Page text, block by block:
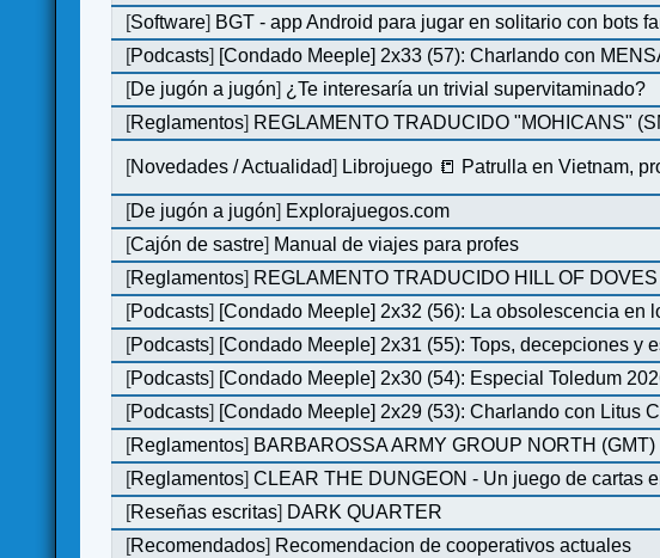
[Software] BGT - app Android para jugar en solitario con bots
[Podcasts] [Condado Meeple] 2x33 (57): Charlando con
[De jugón a jugón] ¿Te interesaría un trivial supervitaminado?
[Reglamentos] REGLAMENTO TRADUCIDO "MOHICANS"
[Novedades / Actualidad] Librojuego 📒 Patrulla en Vietnam,
[De jugón a jugón] Explorajuegos.com
[Cajón de sastre] Manual de viajes para profes
[Reglamentos] REGLAMENTO TRADUCIDO HILL OF
[Podcasts] [Condado Meeple] 2x32 (56): La obsolescencia en
[Podcasts] [Condado Meeple] 2x31 (55): Tops, decepciones y
[Podcasts] [Condado Meeple] 2x30 (54): Especial Toledum
[Podcasts] [Condado Meeple] 2x29 (53): Charlando con Litus
[Reglamentos] BARBAROSSA ARMY GROUP NORTH (GMT)
[Reglamentos]CLEAR THE DUNGEON - Un juego de cartas
[Reseñas escritas] DARK QUARTER
[Recomendados] Recomendacion de cooperativos actuales